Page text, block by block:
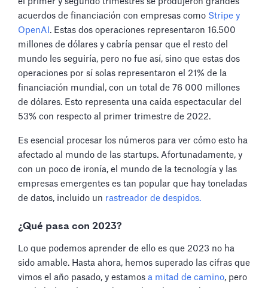
acuerdos de financiación con empresas como Stripe y
OpenAI . Estas dos operaciones representaron 16.500
millones de dólares y cabría pensar que el resto del
mundo les seguiría, pero no fue así, sino que estas dos
operaciones por sí solas representaron el 21% de la
financiación mundial, con un total de 76 000 millones
de dólares. Esto representa una caída espectacular del
53% con respecto al primer trimestre de 2022.
Es esencial procesar los números para ver cómo esto ha
afectado al mundo de las startups. Afortunadamente, y
con un poco de ironía, el mundo de la tecnología y las
empresas emergentes es tan popular que hay toneladas
de datos, incluido un rastreador de despidos.
¿Qué pasa con 2023?
Lo que podemos aprender de ello es que 2023 no ha
sido amable. Hasta ahora, hemos superado las cifras que
vimos el año pasado, y estamos a mitad de camino, pero